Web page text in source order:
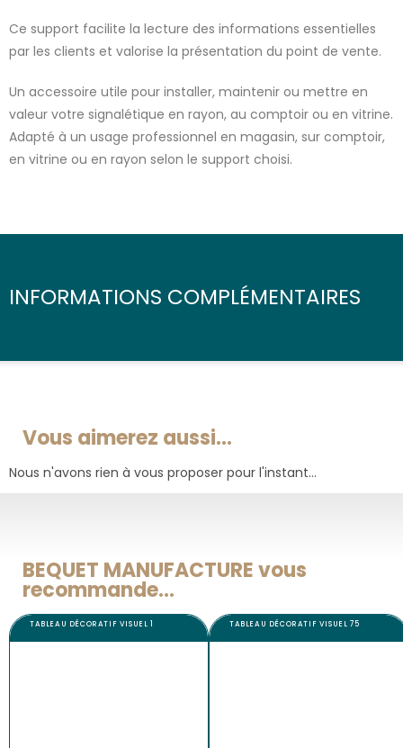
Ce support facilite la lecture des informations essentielles
par les clients et valorise la présentation du point de vente.
Un accessoire utile pour installer, maintenir ou mettre en
valeur votre signalétique en rayon, au comptoir ou en vitrine.
Adapté à un usage professionnel en magasin, sur comptoir,
en vitrine ou en rayon selon le support choisi.
INFORMATIONS COMPLÉMENTAIRES
Vous aimerez aussi...
Nous n'avons rien à vous proposer pour l'instant...
BEQUET MANUFACTURE vous
recommande...
TABLEAU DÉCORATIF VISUEL 1 TABLEAU DÉCORATIF VISUEL 75